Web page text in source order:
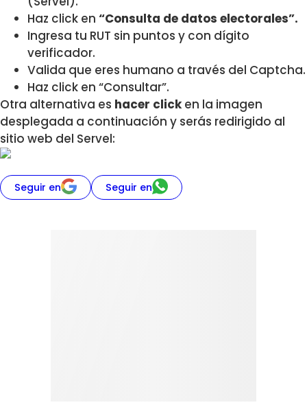
Haz click en “Consulta de datos electorales”.
Ingresa tu RUT sin puntos y con dígito
verificador.
Valida que eres humano a través del Captcha.
Haz click en “Consultar”.
Otra alternativa es hacer click en la imagen
desplegada a continuación y serás redirigido al
sitio web del Servel:
Seguir en Seguir en